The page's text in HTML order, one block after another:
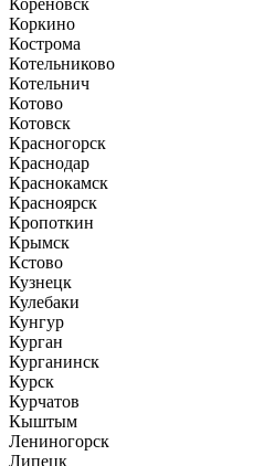
Кореновск
Коркино
Кострома
Котельниково
Котельнич
Котово
Котовск
Красногорск
Краснодар
Краснокамск
Красноярск
Кропоткин
Крымск
Кстово
Кузнецк
Кулебаки
Кунгур
Курган
Курганинск
Курск
Курчатов
Кыштым
Лениногорск
Липецк